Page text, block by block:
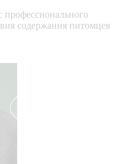
содержания питомцев